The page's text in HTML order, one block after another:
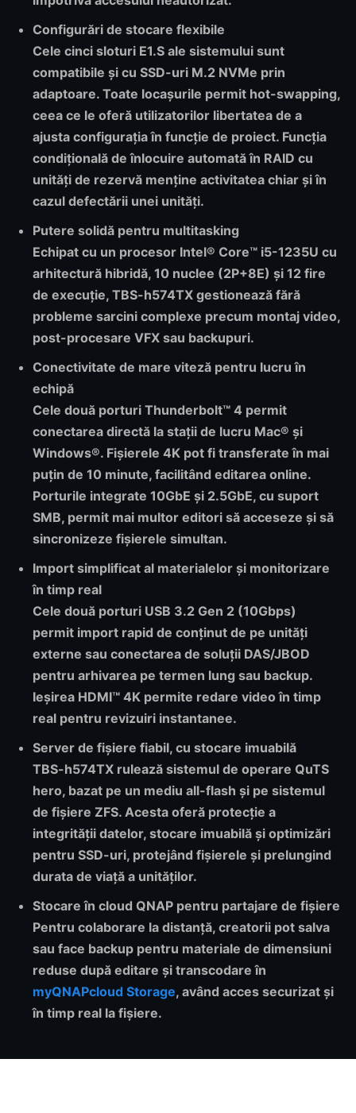
Configurări de stocare flexibile
Cele cinci sloturi E1.S ale sistemului sunt
compatibile și cu SSD-uri M.2 NVMe prin
adaptoare. Toate locașurile permit hot-swapping,
ceea ce le oferă utilizatorilor libertatea de a
ajusta configurația în funcție de proiect. Funcția
condițională de înlocuire automată în RAID cu
unități de rezervă menține activitatea chiar și în
cazul defectării unei unități.
Putere solidă pentru multitasking
Echipat cu un procesor Intel® Core™ i5-1235U cu
arhitectură hibridă, 10 nuclee (2P+8E) și 12 fire
de execuție, TBS-h574TX gestionează fără
probleme sarcini complexe precum montaj video,
post-procesare VFX sau backupuri.
Conectivitate de mare viteză pentru lucru în
echipă
Cele două porturi Thunderbolt™ 4 permit
conectarea directă la stații de lucru Mac® și
Windows®. Fișierele 4K pot fi transferate în mai
puțin de 10 minute, facilitând editarea online.
Porturile integrate 10GbE și 2.5GbE, cu suport
SMB, permit mai multor editori să acceseze și să
sincronizeze fișierele simultan.
Import simplificat al materialelor și monitorizare
în timp real
Cele două porturi USB 3.2 Gen 2 (10Gbps)
permit import rapid de conținut de pe unități
externe sau conectarea de soluții DAS/JBOD
pentru arhivarea pe termen lung sau backup.
Ieșirea HDMI™ 4K permite redare video în timp
real pentru revizuiri instantanee.
Server de fișiere fiabil, cu stocare imuabilă
TBS-h574TX rulează sistemul de operare QuTS
hero, bazat pe un mediu all-flash și pe sistemul
de fișiere ZFS. Acesta oferă protecție a
integrității datelor, stocare imuabilă și optimizări
pentru SSD-uri, protejând fișierele și prelungind
durata de viață a unităților.
Stocare în cloud QNAP pentru partajare de fișiere
Pentru colaborare la distanță, creatorii pot salva
sau face backup pentru materiale de dimensiuni
reduse după editare și transcodare în
myQNAPcloud Storage, având acces securizat și
în timp real la fișiere.